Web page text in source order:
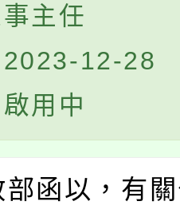
主任
2023-12-28
用中
部函以，有